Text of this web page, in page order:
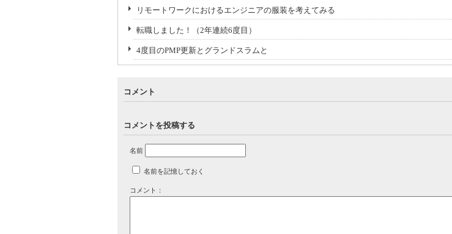
リモートワークにおけるエンジニアの服装を考えてみる
転職しました！（2年連続6度目）
4度目のPMP更新とグランドスラムと
コメント
コメントを投稿する
名前
名前を記憶しておく
コメント：